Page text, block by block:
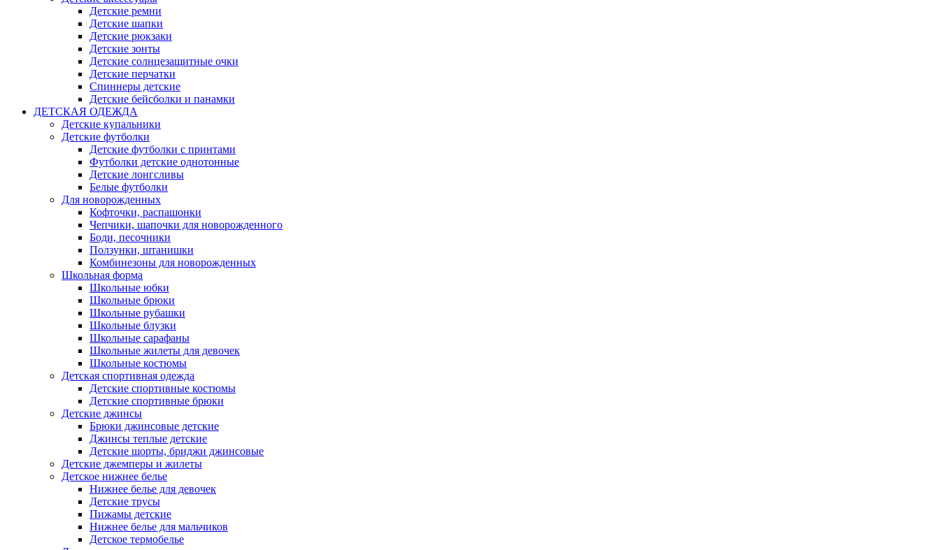
Детские ремни
Детские шапки
Детские рюкзаки
Детские зонты
Детские солнцезащитные очки
Детские перчатки
Спиннеры детские
Детские бейсболки и панамки
ДЕТСКАЯ ОДЕЖДА
Детские купальники
Детские футболки
Детские футболки с принтами
Футболки детские однотонные
Детские лонгсливы
Белые футболки
Для новорожденных
Кофточки, распашонки
Чепчики, шапочки для новорожденного
Боди, песочники
Ползунки, штанишки
Комбинезоны для новорожденных
Школьная форма
Школьные юбки
Школьные брюки
Школьные рубашки
Школьные блузки
Школьные сарафаны
Школьные жилеты для девочек
Школьные костюмы
Детская спортивная одежда
Детские спортивные костюмы
Детские спортивные брюки
Детские джинсы
Брюки джинсовые детские
Джинсы теплые детские
Детские шорты, бриджи джинсовые
Детские джемперы и жилеты
Детское нижнее белье
Нижнее белье для девочек
Детские трусы
Пижамы детские
Нижнее белье для мальчиков
Детское термобелье